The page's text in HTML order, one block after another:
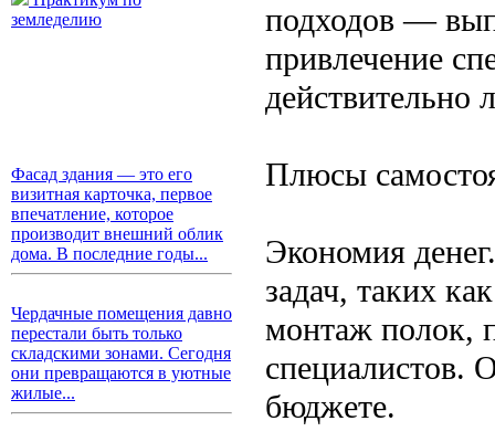
земледелию
Фасад здания — это его
визитная карточка, первое
впечатление, которое
производит внешний облик
дома. В последние годы...
Чердачные помещения давно
перестали быть только
складскими зонами. Сегодня
они превращаются в уютные
жилые...
подходов —
привлечение
действительно
Плюсы
Экономия
задач, таких
монтаж полок,
специалистов.
бюджете.